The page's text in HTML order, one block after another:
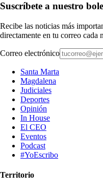
Suscríbete a nuestro
Recibe las noticias más
directamente en tu correo cada
Correo electrónico
Santa Marta
Magdalena
Judiciales
Deportes
Opinión
In House
El CEO
Eventos
Podcast
#YoEscribo
Territorio